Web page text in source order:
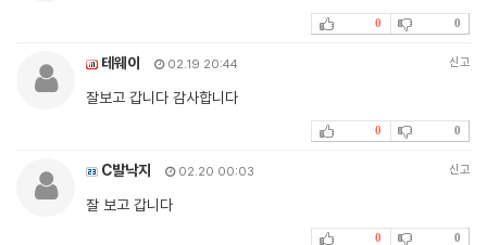
0 0
테웨이 02.19 20:44 신고
잘보고 갑니다 감사합니다
0 0
C발낙지 02.20 00:03 신고
잘 보고 갑니다
0 0